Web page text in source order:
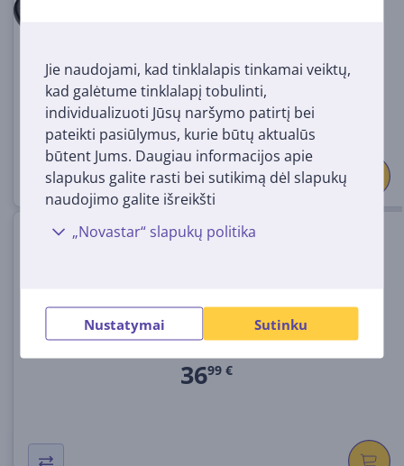
Jie naudojami, kad tinklalapis tinkamai veiktų,
kad galėtume tinklalapį tobulinti,
individualizuoti Jūsų naršymo patirtį bei
pateikti pasiūlymus, kurie būtų aktualūs
būtent Jums. Daugiau informacijos apie
slapukus galite rasti bei sutikimą dėl slapukų
naudojimo galite išreikšti
„Novastar“ slapukų politika
Nustatymai Sutinku
Kaina:
3599 €
Laidas Apple USB-C Charge
Turime sandėlyje
3699 €